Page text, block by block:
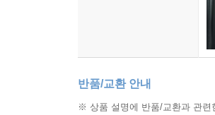
반품/교환 안내
※ 상품 설명에 반품/교환과 관련